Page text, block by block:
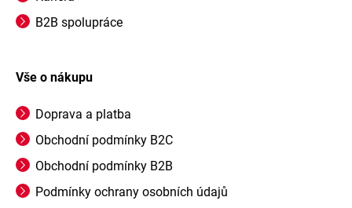
B2B spolupráce
Vše o nákupu
Doprava a platba
Obchodní podmínky B2C
Obchodní podmínky B2B
Podmínky ochrany osobních údajů